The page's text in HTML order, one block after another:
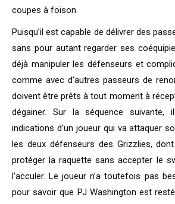
coupes à foison.
Puisqu’il est capable de délivrer des
sans pour autant regarder ses
déjà manipuler les défenseurs et
comme avec d’autres passeurs de
doivent être prêts à tout moment à
dégainer. Sur la séquence suivante,
indications d’un joueur qui va attaquer
les deux défenseurs des Grizzlies,
protéger la raquette sans accepter le
l’acculer. Le joueur n’a toutefois pas
pour savoir que PJ Washington est